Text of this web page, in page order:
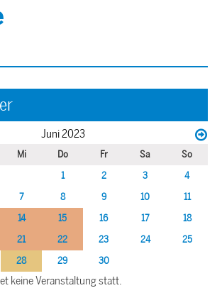
Juni 2023
Mi Do Fr Sa
So
1
2 3
4
7 8 9 10
11
14 15 16 17
18
21 22 23 24
25
28 29 30
keine Veranstaltung statt.